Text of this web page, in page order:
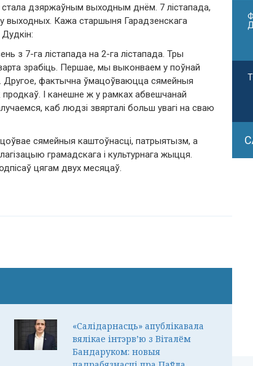
стала дзяржаўным выходным днём. 7 лістапада,
выходных. Кажа старшыня Гарадзенскага
з 7-га лістапада на 2-га лістапада. Тры
зрабіць. Першае, мы выконваем у поўнай
Другое, фактычна ўмацоўваюцца сямейныя
продкаў. І канешне ж у рамках абвешчанай
каб людзі звярталі больш увагі на сваю
сямейныя каштоўнасці, патрыятызм, а
грамадскага і культурнага жыцця.
цягам двух месяцаў.
«Салідарнасць» апублікавала
вялікае інтэрв’ю з Віталём
Бандаруком: новыя